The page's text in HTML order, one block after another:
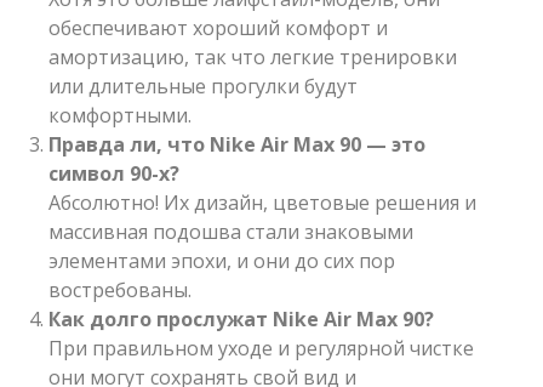
обеспечивают хороший комфорт и
амортизацию, так что легкие тренировки
или длительные прогулки будут
комфортными.
Правда ли, что Nike Air Max 90 — это
символ 90-х?
Абсолютно! Их дизайн, цветовые решения и
массивная подошва стали знаковыми
элементами эпохи, и они до сих пор
востребованы.
Как долго прослужат Nike Air Max 90?
При правильном уходе и регулярной чистке
они могут сохранять свой вид и